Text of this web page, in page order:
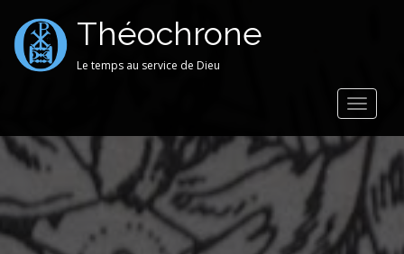
Théochrone
Le temps au service de Dieu
Toggle